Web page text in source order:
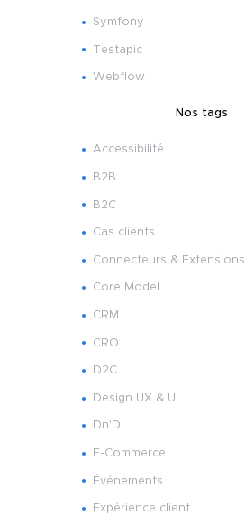
Symfony
Testapic
Webflow
Nos tags
Accessibilité
B2B
B2C
Cas clients
Connecteurs & Extensions
Core Model
CRM
CRO
D2C
Design UX & UI
Dn'D
E-Commerce
Événements
Expérience client